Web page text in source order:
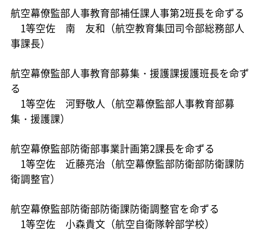
航空幕僚監部人事教育部補任課人事第2班長を命ずる
1等空佐 南 友和（航空教育集団司令部総務部人
事課長）
航空幕僚監部人事教育部募集・援護課援護班長を命ず
る
1等空佐 河野敬人（航空幕僚監部人事教育部募
集・援護課）
航空幕僚監部防衛部事業計画第2課長を命ずる
1等空佐 近藤亮治（航空幕僚監部防衛部防衛課防
衛調整官）
航空幕僚監部防衛部防衛課防衛調整官を命ずる
1等空佐 小森貴文（航空自衛隊幹部学校）